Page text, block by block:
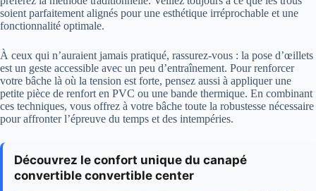
soient parfaitement alignés pour une esthétique irréprochable et une
fonctionnalité optimale.
À ceux qui n’auraient jamais pratiqué, rassurez-vous : la pose d’œillets
est un geste accessible avec un peu d’entraînement. Pour renforcer
votre bâche là où la tension est forte, pensez aussi à appliquer une
petite pièce de renfort en PVC ou une bande thermique. En combinant
ces techniques, vous offrez à votre bâche toute la robustesse nécessaire
pour affronter l’épreuve du temps et des intempéries.
Découvrez le confort unique du canapé
convertible convertible center